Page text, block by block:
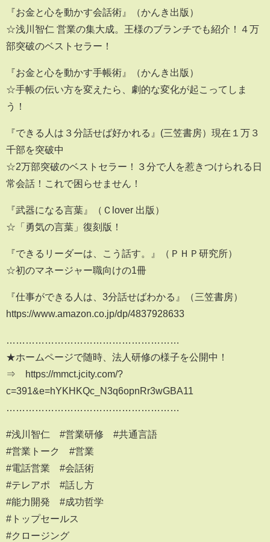
『お金と心を動かす会話術』（かんき出版）
☆浅川智仁 営業の集大成。王様のブランチでも紹介！４万
部突破のベストセラー！
『お金と心を動かす手帳術』（かんき出版）
☆手帳の伝い方を変えたら、劇的な変化が起こってしま
う！
『できる人は３分話せば好かれる』(三笠書房）現在１万３
千部を突破中
☆2万部突破のベストセラー！３分で人を惹きつけられる日
常会話！これで困らせません！
『武器になる言葉』（Ｃlover 出版）
☆「勇気の言葉」復刻版！
『できるリーダーは、こう話す。』（ＰＨＰ研究所）
☆初のマネージャー職向けの1冊
『仕事ができる人は、3分話せばわかる』（三笠書房）
https://www.amazon.co.jp/dp/4837928633
★ホームページで随時、法人研修の様子を公開中！
⇒ https://mmct.jcity.com/?
c=391&e=hYKHKQc_N3q6opnRr3wGBA11
#浅川智仁 #営業研修 #共通言語
#営業トーク #営業
#電話営業 #会話術
#テレアポ #話し方
#能力開発 #成功哲学
#トップセールス
#クロージング